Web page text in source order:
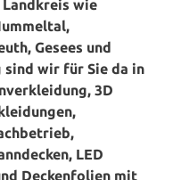
Landkreis wie
Gesees und
sind wir für Sie da in
3D
LED
Deckenfolien mit